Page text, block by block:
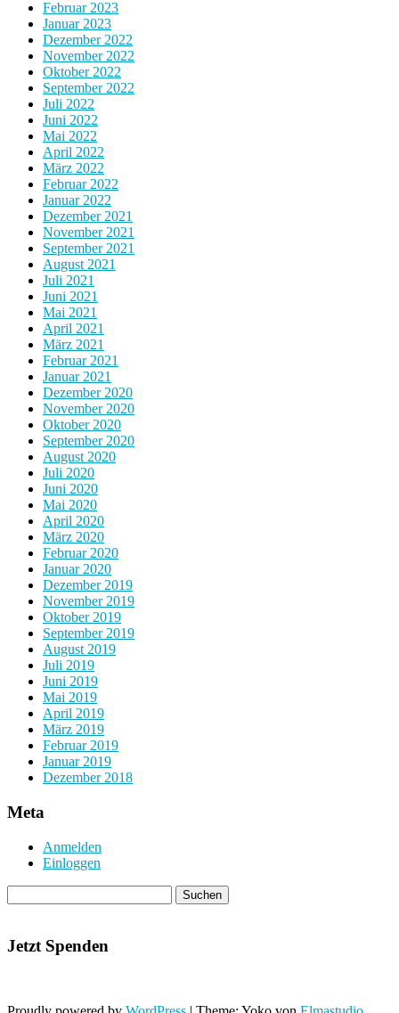
Februar 2023
Januar 2023
Dezember 2022
November 2022
Oktober 2022
September 2022
Juli 2022
Juni 2022
Mai 2022
April 2022
März 2022
Februar 2022
Januar 2022
Dezember 2021
November 2021
September 2021
August 2021
Juli 2021
Juni 2021
Mai 2021
April 2021
März 2021
Februar 2021
Januar 2021
Dezember 2020
November 2020
Oktober 2020
September 2020
August 2020
Juli 2020
Juni 2020
Mai 2020
April 2020
März 2020
Februar 2020
Januar 2020
Dezember 2019
November 2019
Oktober 2019
September 2019
August 2019
Juli 2019
Juni 2019
Mai 2019
April 2019
März 2019
Februar 2019
Januar 2019
Dezember 2018
Meta
Anmelden
Einloggen
Jetzt Spenden